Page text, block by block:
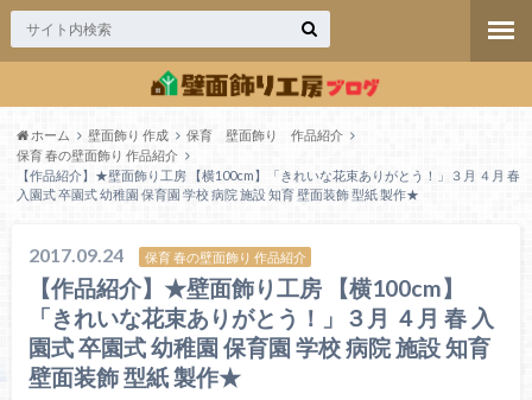
ホーム 壁面飾り 作成
保育 壁面飾り 作品紹介
保育 春の壁面飾り 作品紹介
【作品紹介】★壁面飾り工房 【横100cm】「きれいな花束ありがとう！」３月 ４月 春
入園式 卒園式 幼稚園 保育園 学校 病院 施設 知育 壁面装飾 型紙 製作★
2017.09.24 保育 春の壁面飾り 作品紹介
【作品紹介】★壁面飾り工房 【横100cm】
「きれいな花束ありがとう！」３月 ４月 春 入
園式 卒園式 幼稚園 保育園 学校 病院 施設 知育
壁面装飾 型紙 製作★